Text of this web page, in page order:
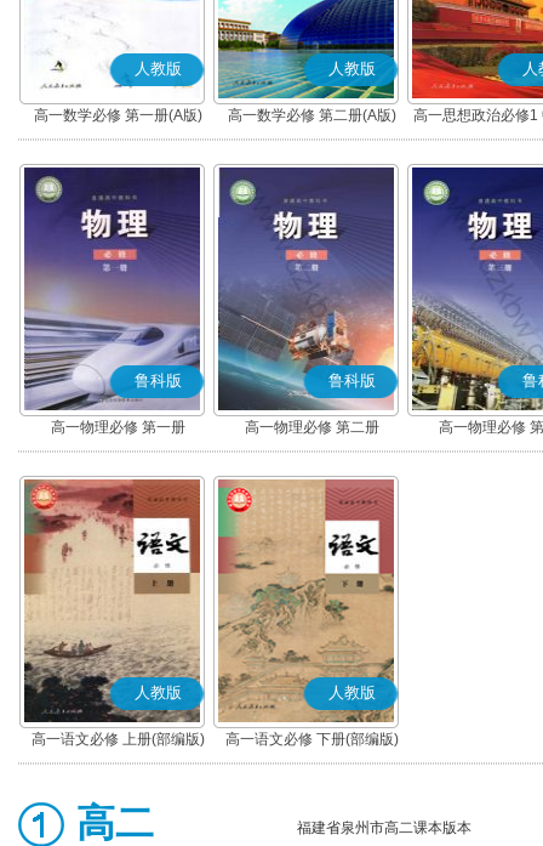
人教版
高一数学必修 第一册(A版)
人教版
高一数学必修 第二册(A版)
人
高一思想政治必修1
社会主义(部
鲁科版
高一物理必修 第一册
鲁科版
高一物理必修 第二册
鲁
高一物理必修
人教版
高一语文必修 上册(部编版)
人教版
高一语文必修 下册(部编版)
高二 福建省泉州市高二课本版本